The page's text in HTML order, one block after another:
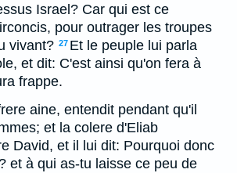
Israel? Car qui est ce
pour outrager les troupes
vivant? 27 Et le peuple lui parla
et dit: C'est ainsi qu'on fera à
frappe.
aine, entendit pendant qu'il
et la colere d'Eliab
David, et il lui dit: Pourquoi donc
et à qui as-tu laisse ce peu de